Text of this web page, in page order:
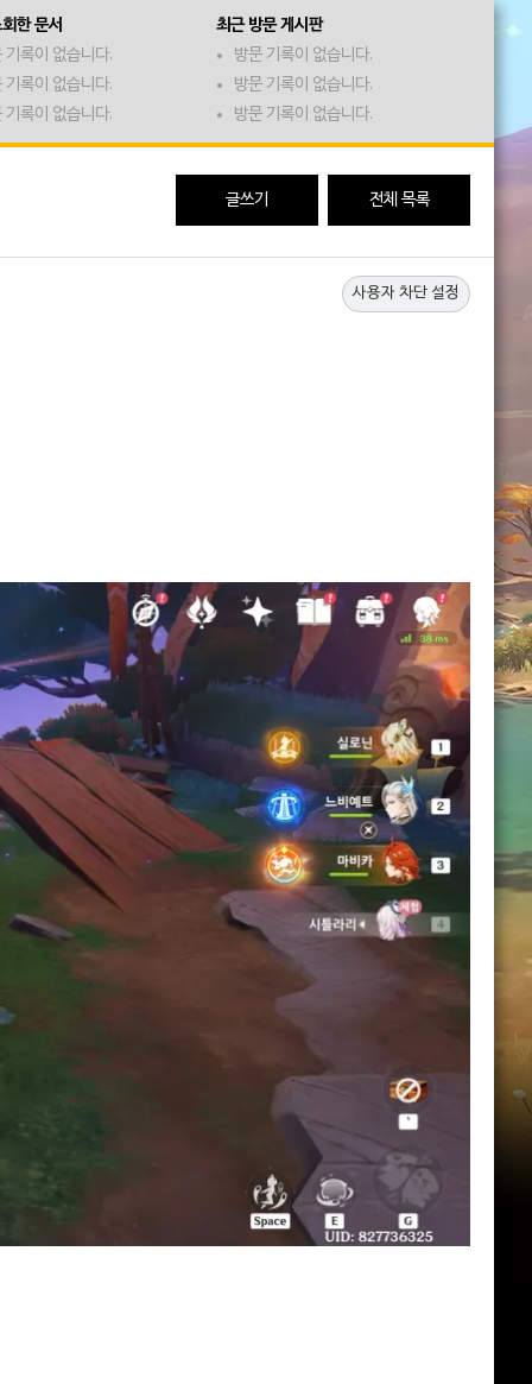
한 문서
기록이 없습니다.
기록이 없습니다.
기록이 없습니다.
최근 방문 게시판
방문 기록이 없습니다.
방문 기록이 없습니다.
방문 기록이 없습니다.
글쓰기 전체 목록
사용자 차단 설정